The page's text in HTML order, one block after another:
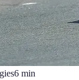
6 min